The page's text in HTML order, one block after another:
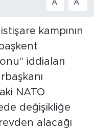
A A
kampının
iddiaları
NATO
değişikliğe
alacağı